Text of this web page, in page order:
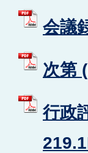
会議
次第
行政